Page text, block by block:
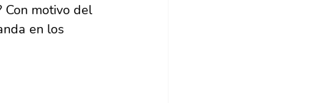
Con motivo del
en los